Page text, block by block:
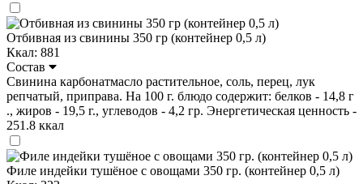
Отбивная из свинины 350 гр (контейнер 0,5 л)
Ккал: 881
Состав
Свинина карбонатмасло растительное, соль, перец, лук
репчатый, приправа. На 100 г. блюдо содержит: белков - 14,8 г
., жиров - 19,5 г., углеводов - 4,2 гр. Энергетическая ценность -
251.8 ккал
Филе индейки тушёное с овощами 350 гр. (контейнер 0,5 л)